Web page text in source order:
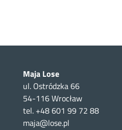
Maja Lose
ul. Ostródzka 66
54-116 Wrocław
tel. +48 601 99 72 88
maja@lose.pl